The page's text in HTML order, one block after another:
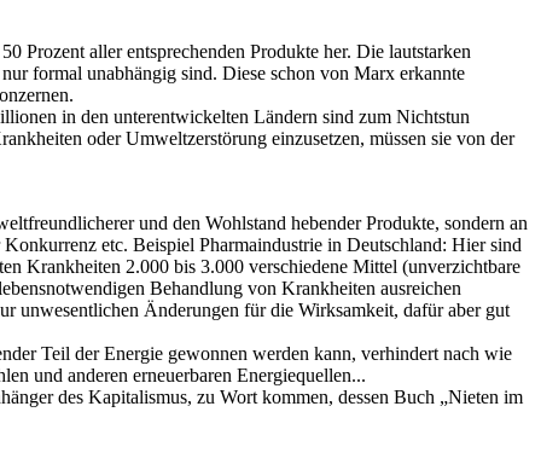
Prozent aller entsprechenden Produkte her. Die lautstarken
formal unabhängig sind. Diese schon von Marx erkannte
in den unterentwickelten Ländern sind zum Nichtstun
oder Umweltzerstörung einzusetzen, müssen sie von der
und den Wohlstand hebender Produkte, sondern an
etc. Beispiel Pharmaindustrie in Deutschland: Hier sind
Krankheiten 2.000 bis 3.000 verschiedene Mittel (unverzichtbare
Behandlung von Krankheiten ausreichen
unwesentlichen Änderungen für die Wirksamkeit, dafür aber gut
Teil der Energie gewonnen werden kann, verhindert nach wie
und anderen erneuerbaren Energiequellen...
des Kapitalismus, zu Wort kommen, dessen Buch „Nieten im